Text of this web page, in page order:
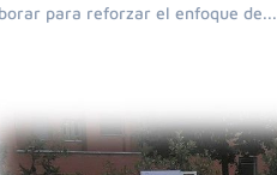
para reforzar el enfoque de...